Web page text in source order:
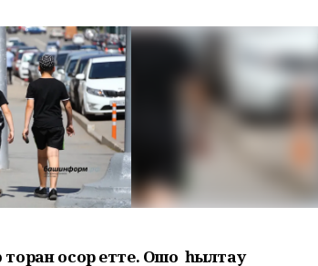
осор етте. Ошо һылтау